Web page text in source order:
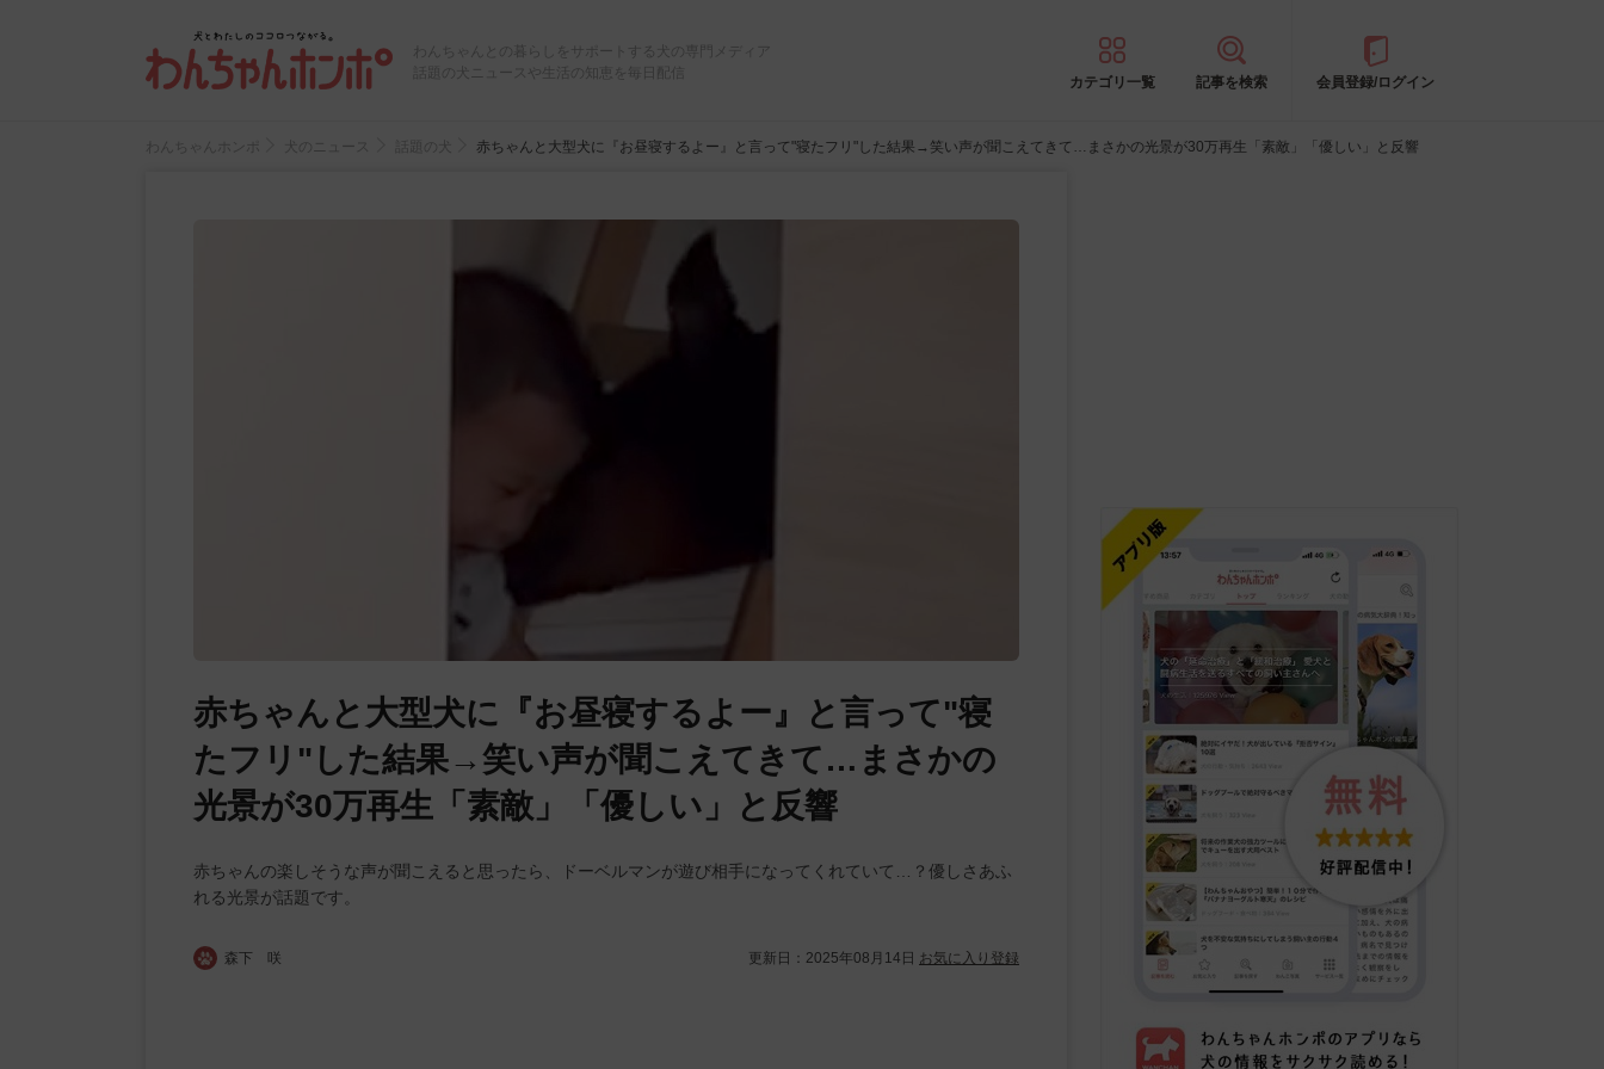
わんちゃんとの暮らしをサポートする犬の専門メディア
話題の犬ニュースや生活の知恵を毎日配信
カテゴリ一覧 記事を検索 会員登録/ログイン
わんちゃんホンポ 犬のニュース 話題の犬 赤ちゃんと大型犬に『お昼寝するよー』と言って"寝たフリ"した結果→笑い声が聞こえてきて…まさかの光景が30万再生「素敵」「優しい」と反響
赤ちゃんと大型犬に『お昼寝するよー』と言って"寝
たフリ"した結果→笑い声が聞こえてきて…まさかの
光景が30万再生「素敵」「優しい」と反響
赤ちゃんの楽しそうな声が聞こえると思ったら、ドーベルマンが遊び相手になってくれていて…？優しさあふ
れる光景が話題です。
森下 咲 更新日： 2025年08月14日 お気に入り登録